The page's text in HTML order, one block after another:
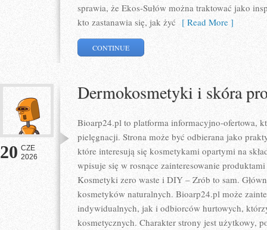
sprawia, że Ekos-Sułów można traktować jako
kto zastanawia się, jak żyć [ Read More ]
CONTINUE
20 CZE
2026
Dermokosmetyki i skóra
Bioarp24.pl to platforma informacyjno-ofertowa,
pielęgnacji. Strona może być odbierana jako
które interesują się kosmetykami opartymi na
wpisuje się w rosnące zainteresowanie
Kosmetyki zero waste i DIY – Zrób to sam.
kosmetyków naturalnych. Bioarp24.pl może
indywidualnych, jak i odbiorców hurtowych,
kosmetycznych. Charakter strony jest użytkowy,